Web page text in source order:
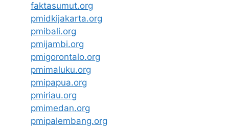
faktasumut.org
pmidkijakarta.org
pmibali.org
pmijambi.org
pmigorontalo.org
pmimaluku.org
pmipapua.org
pmiriau.org
pmimedan.org
pmipalembang.org